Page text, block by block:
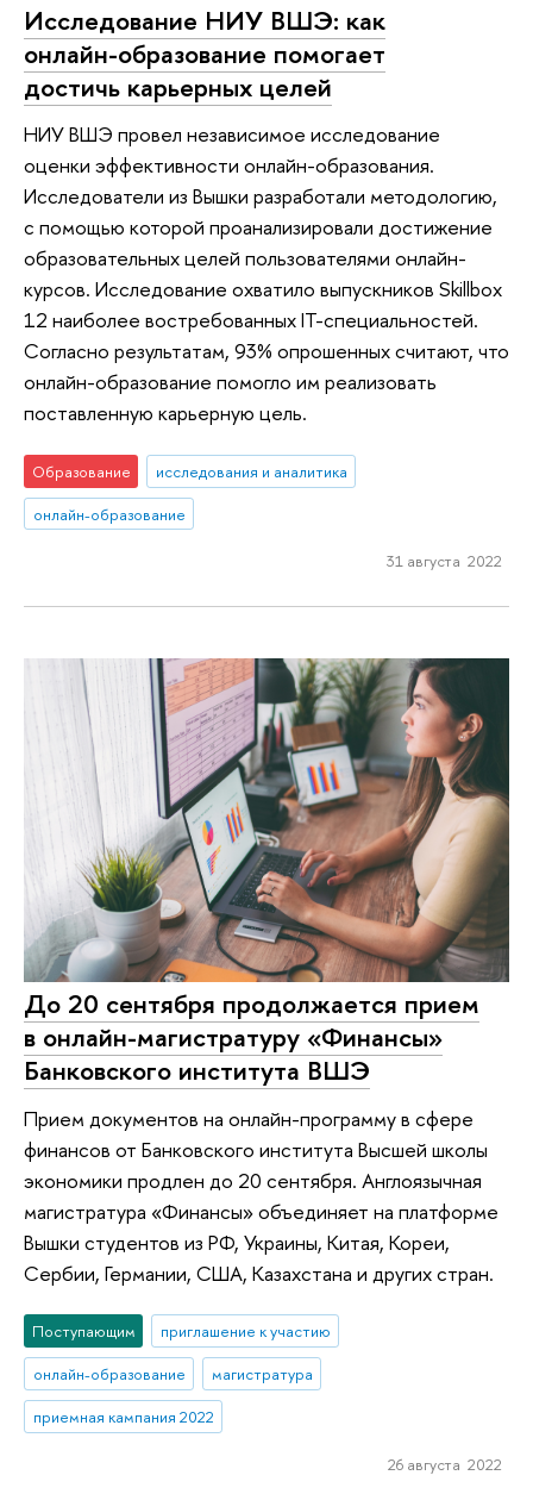
Исследование НИУ ВШЭ: как
онлайн-образование помогает
достичь карьерных целей
НИУ ВШЭ провел независимое исследование
оценки эффективности онлайн-образования.
Исследователи из Вышки разработали методологию,
с помощью которой проанализировали достижение
образовательных целей пользователями онлайн-
курсов. Исследование охватило выпускников Skillbox
12 наиболее востребованных IT-специальностей.
Согласно результатам, 93% опрошенных считают, что
онлайн-образование помогло им реализовать
поставленную карьерную цель.
Образование
исследования и аналитика
онлайн-образование
31 августа 2022
До 20 сентября продолжается прием
в онлайн-магистратуру «Финансы»
Банковского института ВШЭ
Прием документов на онлайн-программу в сфере
финансов от Банковского института Высшей школы
экономики продлен до 20 сентября. Англоязычная
магистратура «Финансы» объединяет на платформе
Вышки студентов из РФ, Украины, Китая, Кореи,
Сербии, Германии, США, Казахстана и других стран.
Поступающим
приглашение к участию
онлайн-образование
магистратура
приемная кампания 2022
26 августа 2022